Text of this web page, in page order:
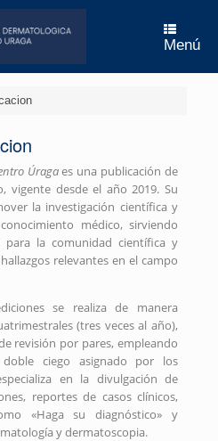
Menú
Úragaes una publicación de
vigente desde el año 2019. Su
la investigación científica y
médico, sirviendo
la comunidad científica y
relevantes en el campo
se realiza de manera
(tres veces al año),
revisión por pares, empleando
ciego asignado por los
en la divulgación de
reportes de casos clínicos,
«Haga su diagnóstico» y
y dermatoscopia.